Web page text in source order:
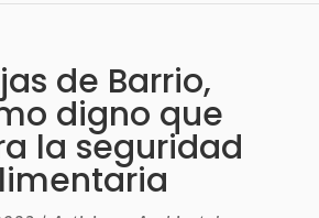
de Barrio,
digno que
la seguridad